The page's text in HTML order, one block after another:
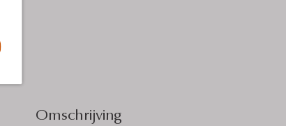
Omschrijving